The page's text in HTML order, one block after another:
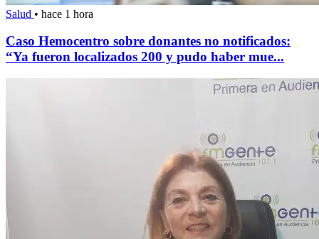
Salud • hace 1 hora
Caso Hemocentro sobre donantes no notificados:
“Ya fueron localizados 200 y pudo haber mue...